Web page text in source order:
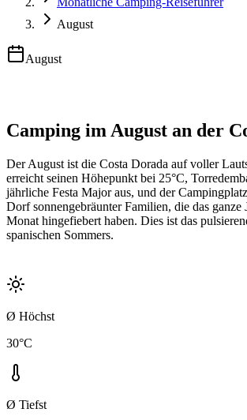
August
August
Camping im August an der
Der August ist die Costa Dorada auf voller
erreicht seinen Höhepunkt bei 25°C,
jährliche Festa Major aus, und der
Dorf sonnengebräunter Familien, die das ganze
Monat hingefiebert haben. Dies ist das
spanischen Sommers.
Ø Höchst
30°C
Ø Tiefst